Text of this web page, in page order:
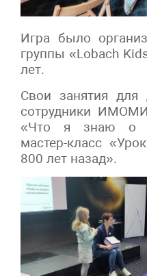
Игра было
группы «Lobach
лет.
Свои занятия для
сотрудники
«Что я знаю о
мастер-класс
800 лет назад».